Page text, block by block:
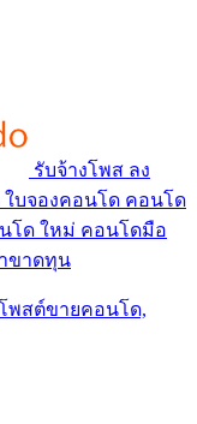
รับจ้างโพส ลง
บจองคอนโด คอนโด
โด ใหม่ คอนโดมือ
ขาดทุน
พสต์ขายคอนโด,